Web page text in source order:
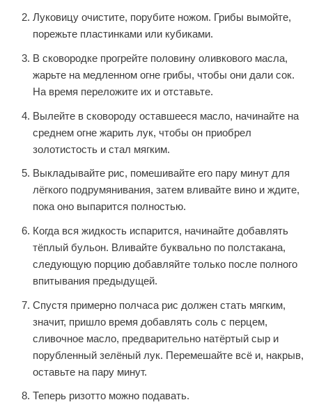
Луковицу очистите, порубите ножом. Грибы вымойте,
порежьте пластинками или кубиками.
В сковородке прогрейте половину оливкового масла,
жарьте на медленном огне грибы, чтобы они дали сок.
На время переложите их и отставьте.
Вылейте в сковороду оставшееся масло, начинайте на
среднем огне жарить лук, чтобы он приобрел
золотистость и стал мягким.
Выкладывайте рис, помешивайте его пару минут для
лёгкого подрумянивания, затем вливайте вино и ждите,
пока оно выпарится полностью.
Когда вся жидкость испарится, начинайте добавлять
тёплый бульон. Вливайте буквально по полстакана,
следующую порцию добавляйте только после полного
впитывания предыдущей.
Спустя примерно полчаса рис должен стать мягким,
значит, пришло время добавлять соль с перцем,
сливочное масло, предварительно натёртый сыр и
порубленный зелёный лук. Перемешайте всё и, накрыв,
оставьте на пару минут.
Теперь ризотто можно подавать.